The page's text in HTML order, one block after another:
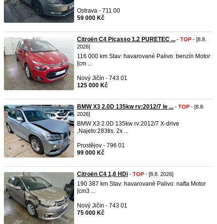
Ostrava - 711 00
59 000 Kč
Citroën C4 Picasso 1.2 PURETEC ... - TOP - [8.8.
2026]
116 000 km Stav: havarované Palivo: benzín Motor
[cm ...
Nový Jičín - 743 01
125 000 Kč
BMW X3 2.0D 135kw rv:2012/7 le ... - TOP - [8.8.
2026]
BMW X3 2.0D 135kw rv:2012/7 X-drive
,Najeto:283tis. 2x ...
Prostějov - 796 01
99 000 Kč
Citroën C4 1,6 HDi - TOP - [8.8. 2026]
190 387 km Stav: havarované Palivo: nafta Motor
[cm3 ...
Nový Jičín - 743 01
75 000 Kč